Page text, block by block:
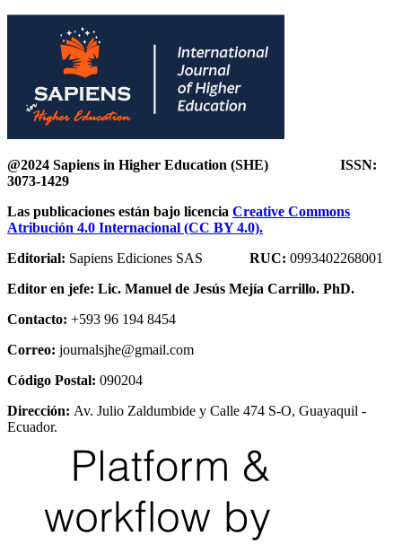
@2024 Sapiens in Higher Education (SHE) ISSN:
3073-1429
Las publicaciones están bajo licencia Creative Commons
Atribución 4.0 Internacional (CC BY 4.0).
Editorial: Sapiens Ediciones SAS RUC: 0993402268001
Editor en jefe: Lic. Manuel de Jesús Mejía Carrillo. PhD.
Contacto: +593 96 194 8454
Correo: journalsjhe@gmail.com
Código Postal: 090204
Dirección: Av. Julio Zaldumbide y Calle 474 S-O, Guayaquil -
Ecuador.